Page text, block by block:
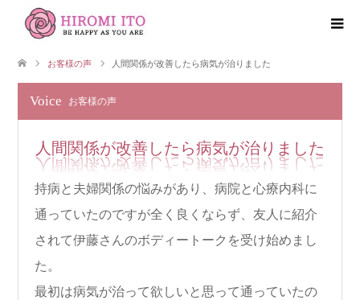
お客様の声 人間関係が改善したら病気が治りました
Voice お客様の声
人間関係が改善したら病気が治りました
持病と夫婦関係の悩みがあり、病院と心療内科に
通っていたのですが全く良くならず、友人に紹介
されて伊藤さんのボディートークを受け始めまし
た。
最初は病気が治って欲しいと思って通っていたの